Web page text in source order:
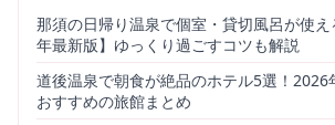
那須の日帰り温泉で個室・貸切風呂が使
年最新版】ゆっくり過ごすコツも解説
道後温泉で朝食が絶品のホテル5選！2026
おすすめの旅館まとめ